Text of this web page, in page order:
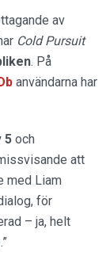
av
Cold Pursuit
. På
användarna har
5 och
att
med Liam
för
– ja, helt